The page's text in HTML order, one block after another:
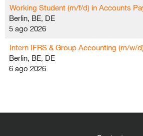
Working Student (m/f/d) in Accounts
Berlin, BE, DE
5 ago 2026
Intern IFRS & Group Accounting (m/w/
Berlin, BE, DE
6 ago 2026